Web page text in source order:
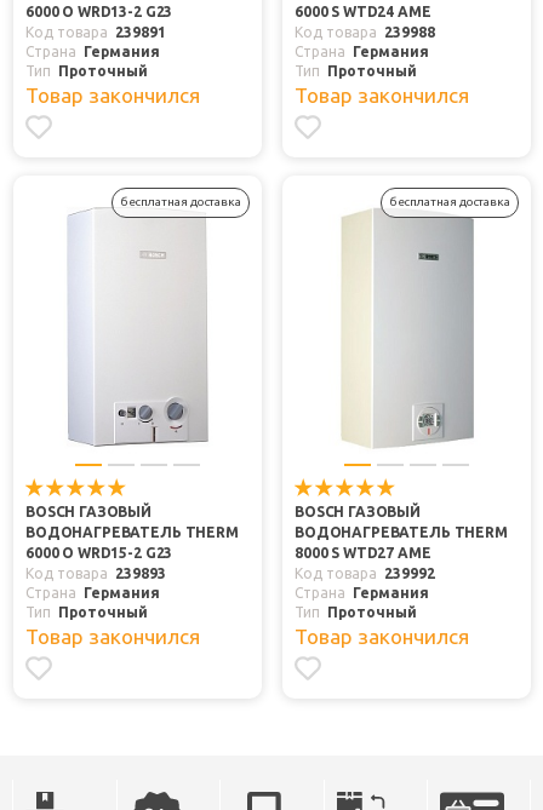
6000 O WRD13-2 G23
Код товара
239891
Страна
Германия
Тип
Проточный
Товар закончился
6000 S WTD24 AME
Код товара
239988
Страна
Германия
Тип
Проточный
Товар закончился
бесплатная доставка
BOSCH ГАЗОВЫЙ
ВОДОНАГРЕВАТЕЛЬ THERM
6000 O WRD15-2 G23
Код товара
239893
Страна
Германия
Тип
Проточный
Товар закончился
бесплатная доставка
BOSCH ГАЗОВЫЙ
ВОДОНАГРЕВАТЕЛЬ THERM
8000 S WTD27 AME
Код товара
239992
Страна
Германия
Тип
Проточный
Товар закончился